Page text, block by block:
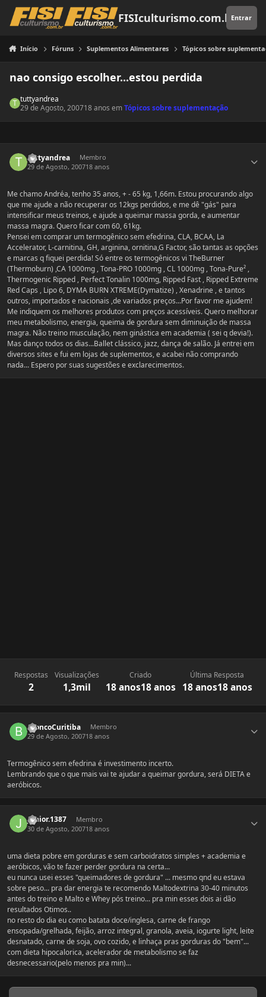
Pular para o conteúdo
FISIculturismo.com.brEntrar
Início Fóruns Suplementos Alimentares Tópicos sobre
nao consigo escolher...estou perdida
tuttyandrea
29 de Agosto, 200718 anos emTópicos sobre suplementação
tuttyandrea
Membro
29 de Agosto, 200718 anos
Me chamo Andréa, tenho 35 anos, + - 65 kg, 1,66m. Estou procurando algo
que me ajude a não recuperar os 12kgs perdidos, e me dê "gás" para
intensificar meus treinos, e ajude a queimar massa gorda, e aumentar
massa magra. Quero ficar com 60, 61kg.
Pensei em comprar um termogênico sem efedrina, CLA, BCAA, La
Accelerator, L-carnitina, GH, arginina, ornitina,G Factor, são tantas as opções
e marcas q fiquei perdida! Só entre os termogênicos vi TheBurner
(Thermoburn) ,CA 1000mg , Tona-PRO 1000mg , CL 1000mg , Tona-Pure² ,
Thermogenic Ripped , Perfect Tonalin 1000mg, Ripped Fast , Ripped Extreme
Red Caps , Lipo 6, DYMA BURN XTREME(Dymatize) , Xenadrine , e tantos
outros, importados e nacionais ,de variados preços...Por favor me ajudem!
Me indiquem os melhores produtos com preços acessíveis. Quero melhorar
meu metabolismo, energia, queima de gordura sem diminuição de massa
magra. Não treino musculação, nem ginástica em academia ( sei q devia!).
Mas danço todos os dias...Ballet clássico, jazz, dança de salão. Já entrei em
diversos sites e fui em lojas de suplementos, e acabei não comprando
nada... Espero por suas sugestões e exclarecimentos.
Respostas
2
Visualizações
1,3mil
Criado
18 anos18 anos
Última Resposta
18 anos18 anos
BroncoCuritiba
Membro
29 de Agosto, 200718 anos
Termogênico sem efedrina é investimento incerto.
Lembrando que o que mais vai te ajudar a queimar gordura, será DIETA e
aeróbicos.
junior.1387
Membro
30 de Agosto, 200718 anos
uma dieta pobre em gorduras e sem carboidratos simples + academia e
aeróbicos, vão te fazer perder gordura na certa...
eu nunca usei esses "queimadores de gordura" ... mesmo qnd eu estava
sobre peso... pra dar energia te recomendo Maltodextrina 30-40 minutos
antes do treino e Malto e Whey pós treino... pra min esses dois ai dão
resultados Otimos..
no resto do dia eu como batata doce/inglesa, carne de frango
ensopada/grelhada, feijão, arroz integral, granola, aveia, iogurte light, leite
desnatado, carne de soja, ovo cozido, e linhaça pras gorduras do "bem"...
com dieta hipocalorica, acelerador de metabolismo se faz
desnecessario(pelo menos pra min)...